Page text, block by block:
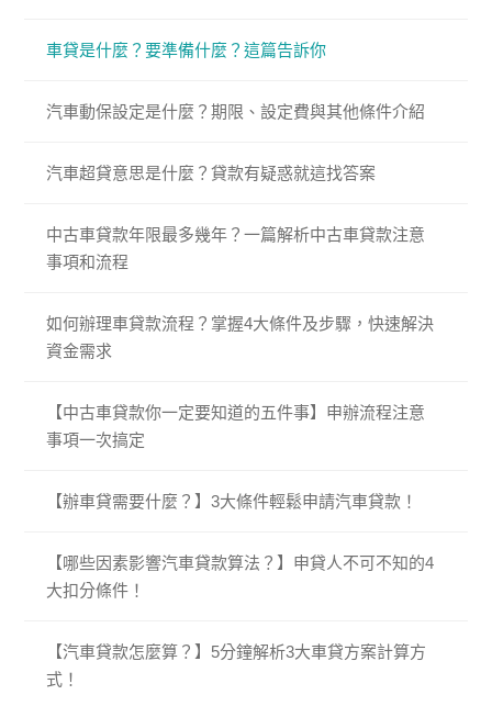
車貸是什麼？要準備什麼？這篇告訴你
汽車動保設定是什麼？期限、設定費與其他條件介紹
汽車超貸意思是什麼？貸款有疑惑就這找答案
中古車貸款年限最多幾年？一篇解析中古車貸款注意
事項和流程
如何辦理車貸款流程？掌握4大條件及步驟，快速解決
資金需求
【中古車貸款你一定要知道的五件事】申辦流程注意
事項一次搞定
【辦車貸需要什麼？】3大條件輕鬆申請汽車貸款！
【哪些因素影響汽車貸款算法？】申貸人不可不知的4
大扣分條件！
【汽車貸款怎麼算？】5分鐘解析3大車貸方案計算方
式！